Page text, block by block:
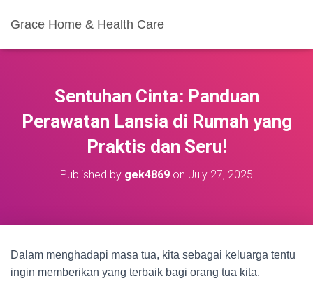
Grace Home & Health Care
Sentuhan Cinta: Panduan
Perawatan Lansia di Rumah yang
Praktis dan Seru!
Published by gek4869 on July 27, 2025
Dalam menghadapi masa tua, kita sebagai keluarga tentu
ingin memberikan yang terbaik bagi orang tua kita.